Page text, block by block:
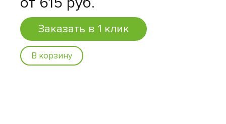
Заказать в 1 клик
В корзину